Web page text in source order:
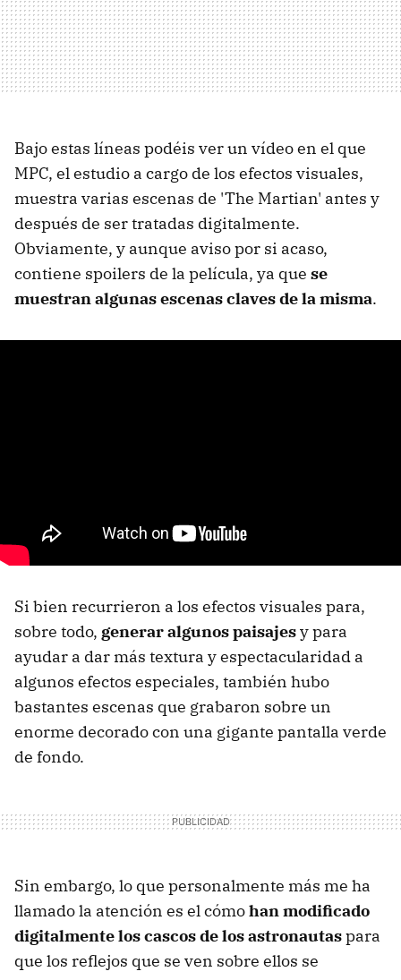
Bajo estas líneas podéis ver un vídeo en el que
MPC, el estudio a cargo de los efectos visuales,
muestra varias escenas de 'The Martian' antes y
después de ser tratadas digitalmente.
Obviamente, y aunque aviso por si acaso,
contiene spoilers de la película, ya que se
muestran algunas escenas claves de la misma.
Si bien recurrieron a los efectos visuales para,
sobre todo, generar algunos paisajesy para
ayudar a dar más textura y espectacularidad a
algunos efectos especiales, también hubo
bastantes escenas que grabaron sobre un
enorme decorado con una gigante pantalla verde
de fondo.
Sin embargo, lo que personalmente más me ha
llamado la atención es el cómohan modificado
digitalmente los cascos de los astronautaspara
que los reflejos que se ven sobre ellos se